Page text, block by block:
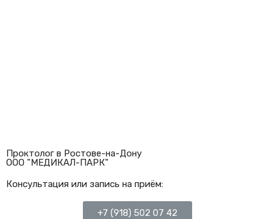
Проктолог в Ростове-на-Дону
ООО "МЕДИКАЛ-ПАРК"
Консультация или запись на приём:
+7 (918) 502 07 42